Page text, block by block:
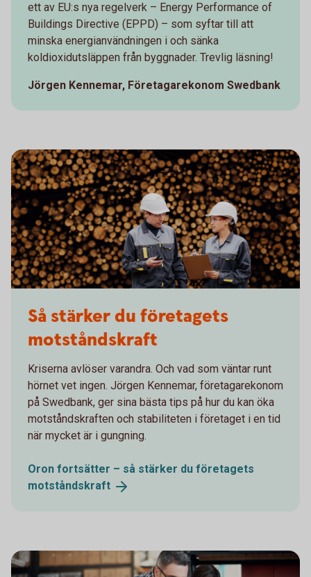
ett av EU:s nya regelverk – Energy Performance of
Buildings Directive (EPPD) – som syftar till att
minska energianvändningen i och sänka
koldioxidutsläppen från byggnader. Trevlig läsning!
Jörgen Kennemar, Företagarekonom Swedbank
Så stärker du företagets
motståndskraft
Kriserna avlöser varandra. Och vad som väntar runt
hörnet vet ingen. Jörgen Kennemar, företagarekonom
på Swedbank, ger sina bästa tips på hur du kan öka
motståndskraften och stabiliteten i företaget i en tid
när mycket är i gungning.
Oron fortsätter – så stärker du företagets
motståndskraft